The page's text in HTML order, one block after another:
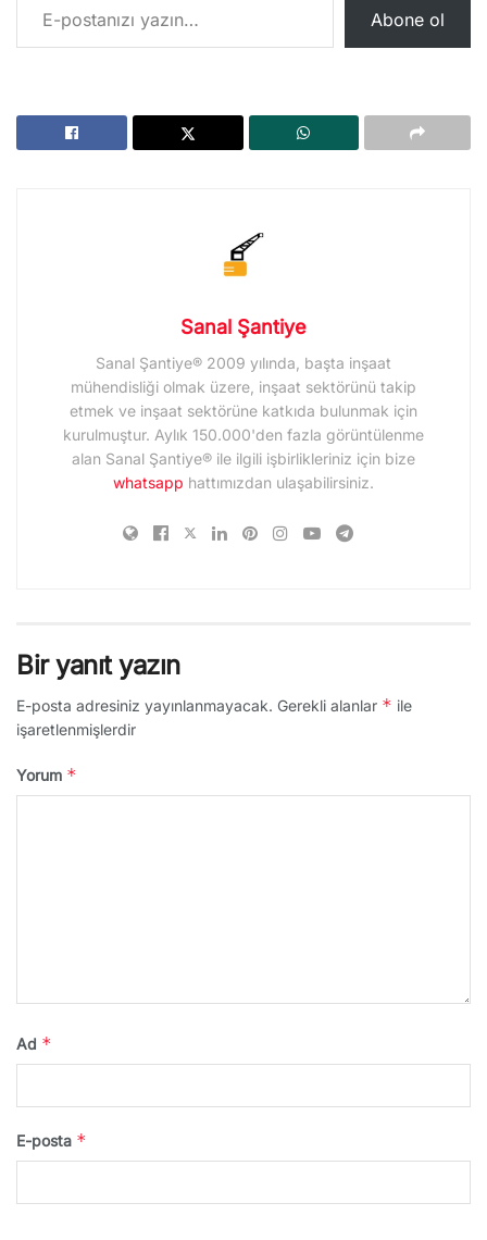
Abone ol
Sanal Şantiye
Sanal Şantiye® 2009 yılında, başta inşaat
mühendisliği olmak üzere, inşaat sektörünü takip
etmek ve inşaat sektörüne katkıda bulunmak için
kurulmuştur. Aylık 150.000'den fazla görüntülenme
alan Sanal Şantiye® ile ilgili işbirlikleriniz için bize
whatsapp hattımızdan ulaşabilirsiniz.
Bir yanıt yazın
E-posta adresiniz yayınlanmayacak. Gerekli alanlar * ile
işaretlenmişlerdir
Yorum *
Ad *
E-posta *